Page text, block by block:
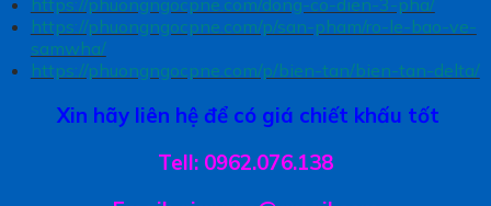
https://phuongngocpne.com/dong-co-dien-3-pha/
https://phuongngocpne.com/p/san-pham/ro-le-bao-ve-
samwha/
https://phuongngocpne.com/p/bien-tan/bien-tan-delta/
Xin hãy liên hệ để có giá chiết khấu tốt
Tell: 0962.076.138